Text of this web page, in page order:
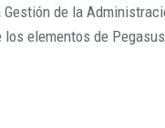
de la
elementos de